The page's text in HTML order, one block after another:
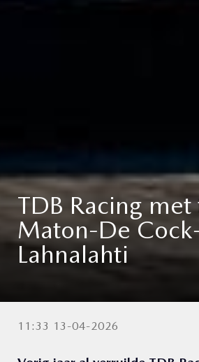
TDB Racing
Maton-De
Lahnalahti
11:33 13-04-2026